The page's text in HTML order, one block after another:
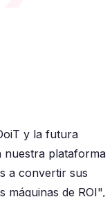
y la futura
nuestra plataforma
a convertir sus
máquinas de ROI",